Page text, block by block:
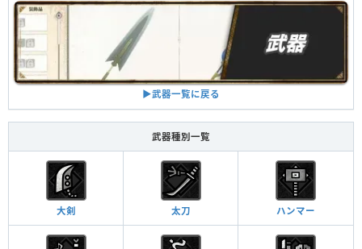
▶︎武器一覧に戻る
武器種別一覧
大剣 太刀 ハンマー